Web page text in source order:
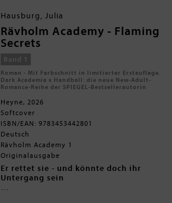
Hausburg, Julia
Rävholm Academy - Flaming
Secrets
Band 1
Roman - Mit Farbschnitt in limitierter Erstauflage.
Dark Academia x Handball: die neue New-Adult-
Romance-Reihe der SPIEGEL-Bestsellerautorin
Heyne, 2026
Softcover
ISBN/EAN: 9783453442801
Deutsch
Rävholm Academy 1
Originalausgabe
Er rettet sie - und könnte doch ihr
Untergang sein